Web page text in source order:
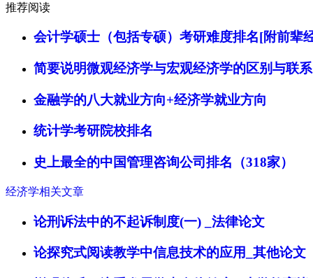
推荐阅读
会计学硕士（包括专硕）考研难度排名[附前辈
简要说明微观经济学与宏观经济学的区别与联系
金融学的八大就业方向+经济学就业方向
统计学考研院校排名
史上最全的中国管理咨询公司排名（318家）
经济学相关文章
论刑诉法中的不起诉制度(一) _法律论文
论探究式阅读教学中信息技术的应用_其他论文